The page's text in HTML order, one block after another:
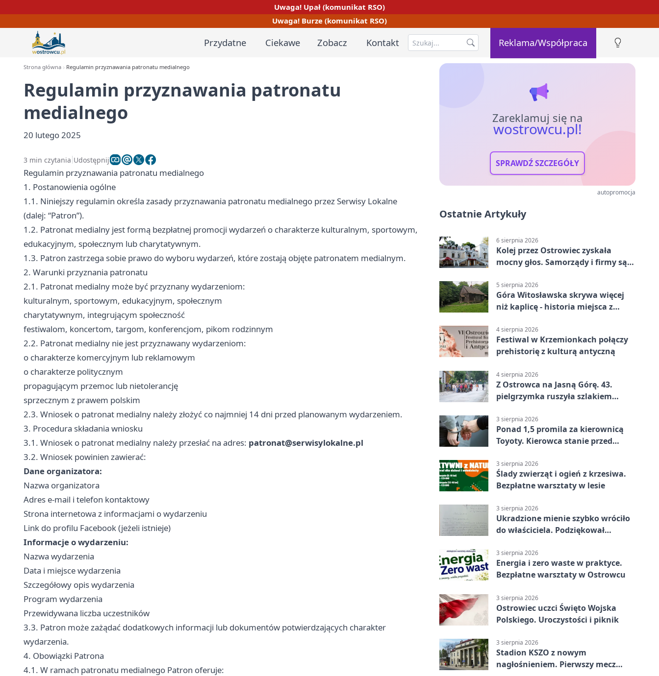
Uwaga! Upał (komunikat RSO)
Uwaga! Burze (komunikat RSO)
Przydatne Ciekawe Zobacz Kontakt Reklama/Współpraca
Strona główna Regulamin przyznawania patronatu medialnego
Regulamin przyznawania patronatu
medialnego
20 lutego 2025
3 min czytania Udostępnij
Regulamin przyznawania patronatu medialnego
1. Postanowienia ogólne
1.1. Niniejszy regulamin określa zasady przyznawania patronatu medialnego przez Serwisy Lokalne
(dalej: “Patron”).
1.2. Patronat medialny jest formą bezpłatnej promocji wydarzeń o charakterze kulturalnym, sportowym,
edukacyjnym, społecznym lub charytatywnym.
1.3. Patron zastrzega sobie prawo do wyboru wydarzeń, które zostają objęte patronatem medialnym.
2. Warunki przyznania patronatu
2.1. Patronat medialny może być przyznany wydarzeniom:
kulturalnym, sportowym, edukacyjnym, społecznym
charytatywnym, integrującym społeczność
festiwalom, koncertom, targom, konferencjom, pikom rodzinnym
2.2. Patronat medialny nie jest przyznawany wydarzeniom:
o charakterze komercyjnym lub reklamowym
o charakterze politycznym
propagującym przemoc lub nietolerancję
sprzecznym z prawem polskim
2.3. Wniosek o patronat medialny należy złożyć co najmniej 14 dni przed planowanym wydarzeniem.
3. Procedura składania wniosku
3.1. Wniosek o patronat medialny należy przesłać na adres: patronat@serwisylokalne.pl
3.2. Wniosek powinien zawierać:
Dane organizatora:
Nazwa organizatora
Adres e-mail i telefon kontaktowy
Strona internetowa z informacjami o wydarzeniu
Link do profilu Facebook (jeżeli istnieje)
Informacje o wydarzeniu:
Nazwa wydarzenia
Data i miejsce wydarzenia
Szczegółowy opis wydarzenia
Program wydarzenia
Przewidywana liczba uczestników
3.3. Patron może zażądać dodatkowych informacji lub dokumentów potwierdzających charakter
wydarzenia.
4. Obowiązki Patrona
4.1. W ramach patronatu medialnego Patron oferuje:
Zareklamuj się na
wostrowcu.pl!
SPRAWDŹ SZCZEGÓŁY
autopromocja
Ostatnie Artykuły
6 sierpnia 2026
Kolej przez Ostrowiec zyskała
mocny głos. Samorządy i firmy są
5 sierpnia 2026
Góra Witosławska skrywa więcej
niż kaplicę - historia miejsca z
4 sierpnia 2026
Festiwal w Krzemionkach połączy
prehistorię z kulturą antyczną
4 sierpnia 2026
Z Ostrowca na Jasną Górę. 43.
pielgrzymka ruszyła szlakiem
3 sierpnia 2026
Ponad 1,5 promila za kierownicą
Toyoty. Kierowca stanie przed
3 sierpnia 2026
Ślady zwierząt i ogień z krzesiwa.
Bezpłatne warsztaty w lesie
3 sierpnia 2026
Ukradzione mienie szybko wróciło
do właściciela. Podziękował
3 sierpnia 2026
Energia i zero waste w praktyce.
Bezpłatne warsztaty w Ostrowcu
3 sierpnia 2026
Ostrowiec uczci Święto Wojska
Polskiego. Uroczystości i piknik
3 sierpnia 2026
Stadion KSZO z nowym
nagłośnieniem. Pierwszy mecz